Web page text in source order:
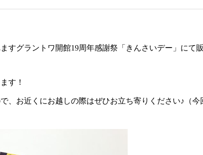
すグラントワ開館19周年感謝祭「きんさいデー」にて
す！
、お近くにお越しの際はぜひお立ち寄りください♪（